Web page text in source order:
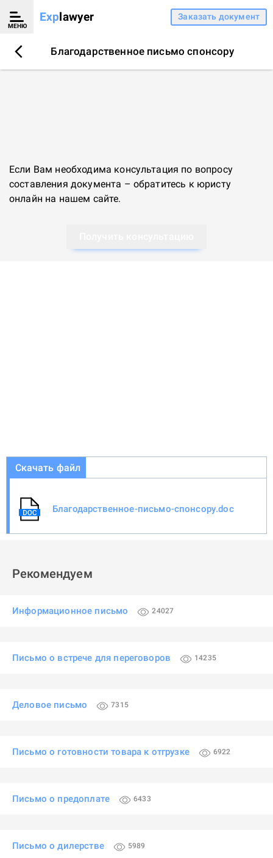
МЕНЮ
Explawyer Заказать документ
Благодарственное письмо спонсору
Если Вам необходима консультация по вопросу
составления документа – обратитесь к юристу
онлайн на нашем сайте.
Скачать файл
Благодарственное-письмо-спонсору.doc
Рекомендуем
Информационное письмо 24027
Письмо о встрече для переговоров 14235
Деловое письмо 7315
Письмо о готовности товара к отгрузке 6922
Письмо о предоплате 6433
Письмо о дилерстве 5989